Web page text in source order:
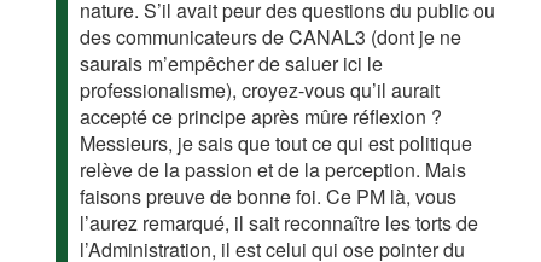
nature. S’il avait peur des questions du public ou
des communicateurs de CANAL3 (dont je ne
saurais m’empêcher de saluer ici le
professionalisme), croyez-vous qu’il aurait
accepté ce principe après mûre réflexion ?
Messieurs, je sais que tout ce qui est politique
relève de la passion et de la perception. Mais
faisons preuve de bonne foi. Ce PM là, vous
l’aurez remarqué, il sait reconnaître les torts de
l’Administration, il est celui qui ose pointer du